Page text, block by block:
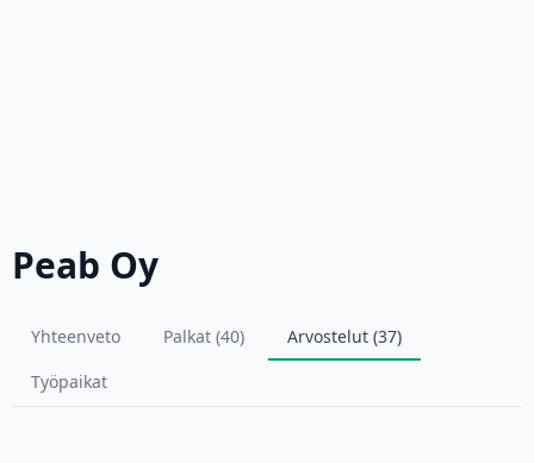
Peab Oy
Yhteenveto Palkat (40)
Arvostelut (37)
Työpaikat